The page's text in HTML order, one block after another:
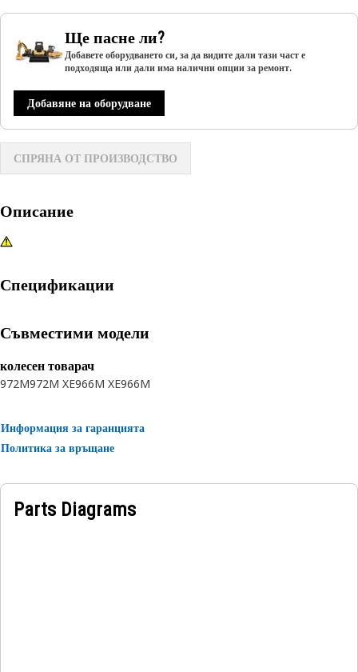
Ще пасне ли?
Добавете оборудването си, за да видите дали тази част е
подходяща или дали има налични опции за ремонт.
Добавяне на оборудване
СПРЯНА ОТ ПРОИЗВОДСТВО
Описание
Спецификации
Съвместими модели
колесен товарач
972M972M XE966M XE966M
Информация за гаранцията
Политика за връщане
Parts Diagrams